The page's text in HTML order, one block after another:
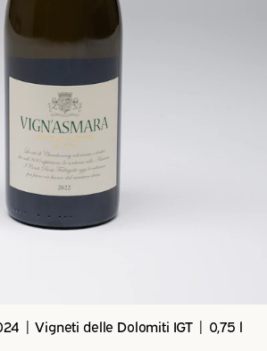
| Vigneti delle Dolomiti IGT | 0,75 l